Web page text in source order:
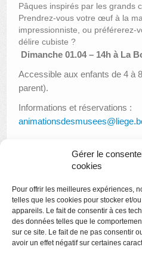
Gérer le
cookies
Pour offrir les meilleures expériences,
telles que les cookies pour stocker et/
appareils. Le fait de consentir à ces
des données telles que le
sur ce site. Le fait de ne pas consentir
avoir un effet négatif sur certaines
Pâques inspirés par les grands
Prendrez-vous votre œuf à la
impressionniste, ou préférerez-
délire cubiste ?
Dimanche 01.04 – 14h à La
Accessible aux enfants de 4 à
parent).
Informations et réservations :
Le classique c’est chouette :
Apéro littéraire : Carte
Copyright